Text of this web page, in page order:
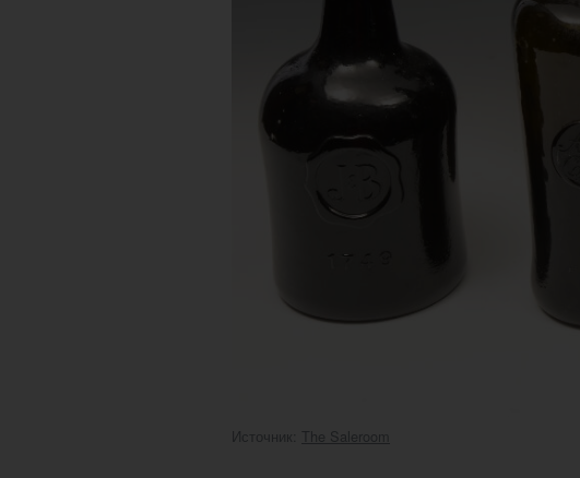
Источник: The Saleroom